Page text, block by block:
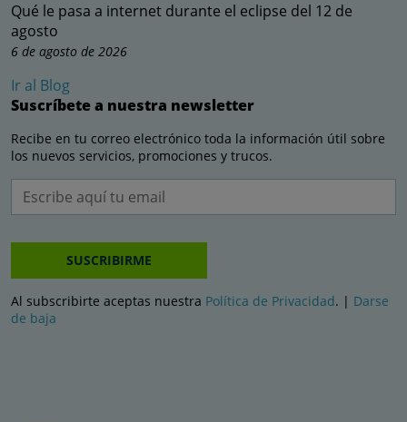
Qué le pasa a internet durante el eclipse del 12 de
agosto
6 de agosto de 2026
Ir al Blog
Suscríbete a nuestra newsletter
Recibe en tu correo electrónico toda la información útil sobre
los nuevos servicios, promociones y trucos.
SUSCRIBIRME
Al subscribirte aceptas nuestra Política de Privacidad. | Darse
de baja